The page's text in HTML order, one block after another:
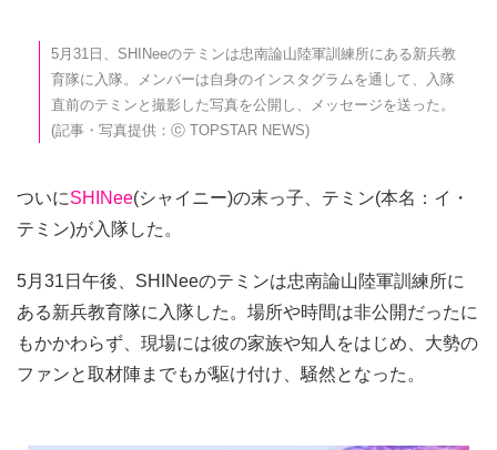
5月31日、SHINeeのテミンは忠南論山陸軍訓練所にある新兵教
育隊に入隊。メンバーは自身のインスタグラムを通して、入隊
直前のテミンと撮影した写真を公開し、メッセージを送った。
(記事・写真提供：ⓒ TOPSTAR NEWS)
ついにSHINee(シャイニー)の末っ子、テミン(本名：イ・
テミン)が入隊した。
5月31日午後、SHINeeのテミンは忠南論山陸軍訓練所に
ある新兵教育隊に入隊した。場所や時間は非公開だったに
もかかわらず、現場には彼の家族や知人をはじめ、大勢の
ファンと取材陣までもが駆け付け、騒然となった。